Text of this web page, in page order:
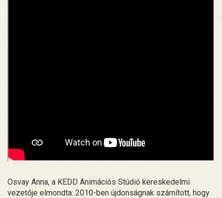
Osvay Anna, a KEDD Animációs Stúdió kereskedelmi
vezetője elmondta: 2010-ben újdonságnak számított, hogy